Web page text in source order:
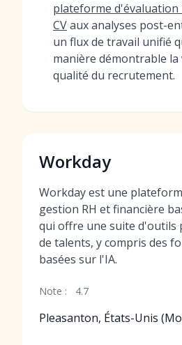
plateforme d'évaluation
CVaux analyses post-
un flux de travail unifié
manière démontrable la
qualité du recrutement.
Workday
Workday est une
gestion RH et financière
qui offre une suite d'outils
de talents, y compris des
basées sur l'IA.
Note : 4.7
Pleasanton, États-Unis